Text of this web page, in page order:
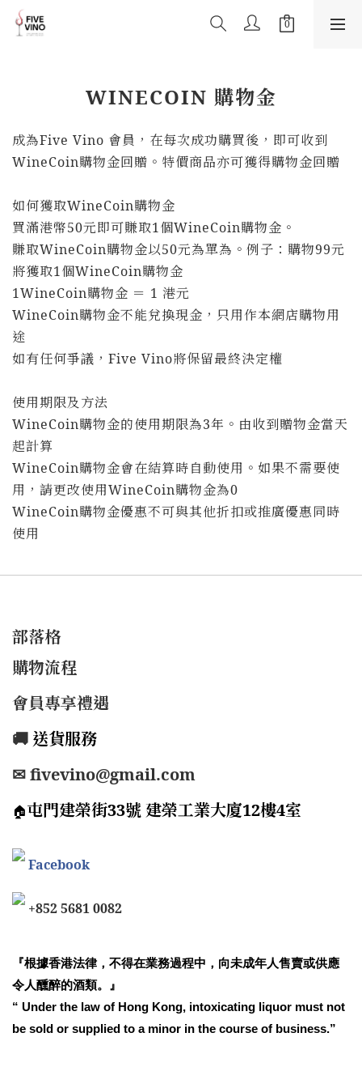
WINECOIN 購物金
成為Five Vino 會員，在每次成功購買後，即可收到
WineCoin購物金回贈。特價商品亦可獲得購物金回贈
如何獲取WineCoin購物金
買滿港幣50元即可賺取1個WineCoin購物金。
賺取WineCoin購物金以50元為單為。例子：購物99元
將獲取1個WineCoin購物金
1WineCoin購物金 ＝ 1 港元
WineCoin購物金不能兌換現金，只用作本網店購物用
途
如有任何爭議，Five Vino將保留最終決定權
使用期限及方法
WineCoin購物金的使用期限為3年。由收到贈物金當天
起計算
WineCoin購物金會在結算時自動使用。如果不需要使
用，請更改使用WineCoin購物金為0
WineCoin購物金優惠不可與其他折扣或推廣優惠同時
使用
部落格
購物流程
會員專享禮遇
🚚 送貨服務
✉ fivevino@gmail.com
🏠屯門建榮街33號 建榮工業大廈12樓4室
Facebook
+852 5681 0082
『根據香港法律，不得在業務過程中，向未成年人售賣或供應
令人醺醉的酒類。』
“ Under the law of Hong Kong, intoxicating liquor must not
be sold or supplied to a minor in the course of business.”